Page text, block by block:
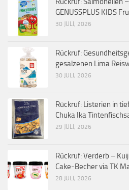
GENUSSPLUS KIDS
30 JULI, 2026
Rückruf:
gesalzenen Lima
30 JULI, 2026
Rückruf: Listerien in
Chuka Ika
29 JULI, 2026
Rückruf: Verderb –
Cake-Becher via TK
28 JULI, 2026